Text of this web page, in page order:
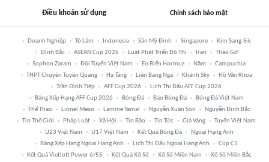
Điều khoản sử dụng Chính sách bảo mật
Doanh Nghiệp Tô Lâm Indonesia Sân Mỹ Đình Singapore
Kim Sang-Sik
Đình Bắc
ASEAN Cup 2026 Luật Phát Triển Đô Thị Iran
Tháo Gỡ
Sophon Zaram
Đội Tuyển Việt Nam Eo Biển Hormuz Năm
Campuchia
THPT Chuyên Tuyên Quang
Hạ Tầng Liên Bang Nga Khánh Sky
Hồ Văn Khoa
Trần Đình Tiệp
AFF Cup 2026
Lịch Thi Đấu AFF Cup 2026
Bảng Xếp Hạng AFF Cup 2026
Bóng Đá Báo Bóng Đá
Bóng Đá Việt Nam
Thể Thao
Lionel Messi Lamine Yamal Nguyễn Xuân Son
Nguyễn Đình Bắc
Tin Thế Giới
Pháp Luật Xã Hội Tin Bão Tin Tức Giá Vàng
Tuyển Việt Nam
U23 Việt Nam
U17 Việt Nam Kết Quả Bóng Đá
Ngoại Hạng Anh
Bảng Xếp Hạng Ngoại Hạng Anh
Lịch Thi Đấu Ngoại Hạng Anh
Cúp C1
Kết Quả Vietlott Power 6/55
Kết Quả Xổ Số Xổ Số Miền Nam Xổ Số Miền Bắc